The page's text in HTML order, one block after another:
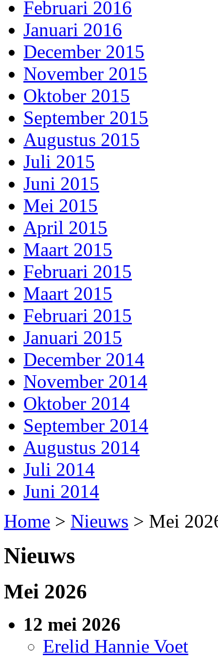
Februari 2016
Januari 2016
December 2015
November 2015
Oktober 2015
September 2015
Augustus 2015
Juli 2015
Juni 2015
Mei 2015
April 2015
Maart 2015
Februari 2015
Maart 2015
Februari 2015
Januari 2015
December 2014
November 2014
Oktober 2014
September 2014
Augustus 2014
Juli 2014
Juni 2014
Home > Nieuws > Mei
Nieuws
Mei 2026
12 mei 2026
Erelid Hannie Voet